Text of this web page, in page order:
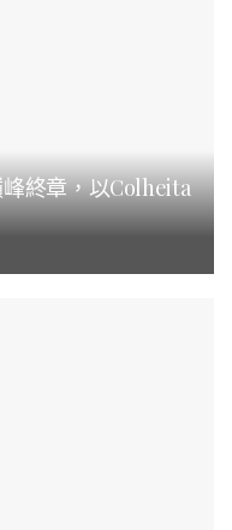
終章，以Colheita